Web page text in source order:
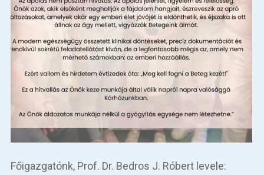
Főigazgatónk, Prof. Dr. Bedros J. Róbert levele: